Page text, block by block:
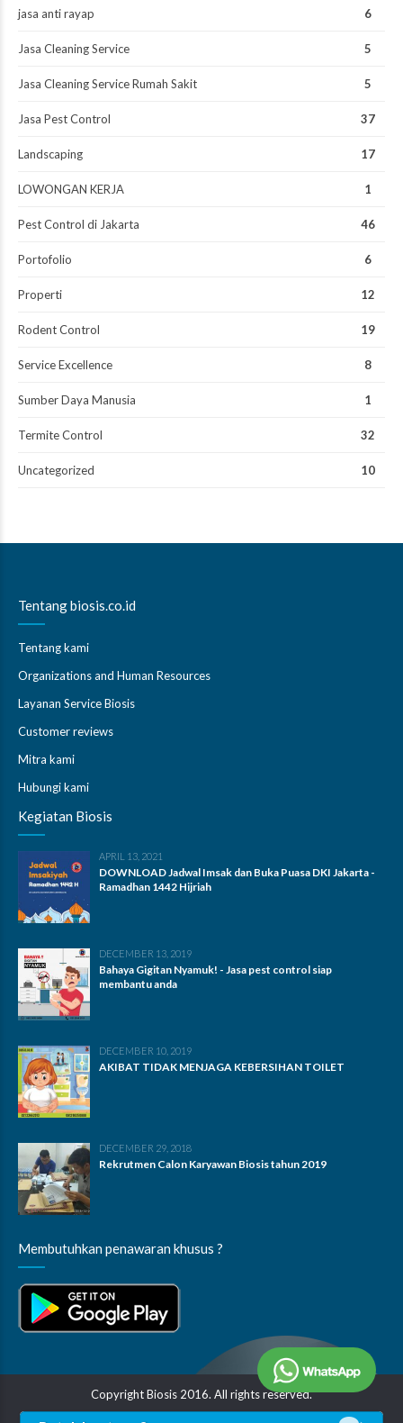
jasa anti rayap 6
Jasa Cleaning Service 5
Jasa Cleaning Service Rumah Sakit 5
Jasa Pest Control 37
Landscaping 17
LOWONGAN KERJA 1
Pest Control di Jakarta 46
Portofolio 6
Properti 12
Rodent Control 19
Service Excellence 8
Sumber Daya Manusia 1
Termite Control 32
Uncategorized 10
Tentang biosis.co.id
Tentang kami
Organizations and Human Resources
Layanan Service Biosis
Customer reviews
Mitra kami
Hubungi kami
Kegiatan Biosis
APRIL 13, 2021
DOWNLOAD Jadwal Imsak dan Buka Puasa DKI Jakarta -
Ramadhan 1442 Hijriah
DECEMBER 13, 2019
Bahaya Gigitan Nyamuk! - Jasa pest control siap
membantu anda
DECEMBER 10, 2019
AKIBAT TIDAK MENJAGA KEBERSIHAN TOILET
DECEMBER 29, 2018
Rekrutmen Calon Karyawan Biosis tahun 2019
Membutuhkan penawaran khusus ?
Copyright Biosis 2016. All rights reserved.